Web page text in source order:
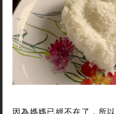
因為媽媽已經不在了，所